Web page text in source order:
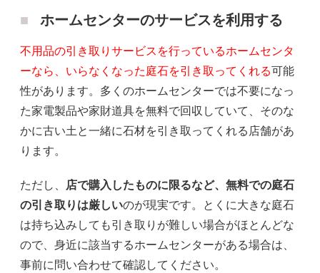
ホームセンターのサービスを利用する
不用品の引き取りサービスを行っているホームセンタ
ーなら、いらなくなった庭石を引き取ってくれる 可能
性があります。多くのホームセンターでは不要になっ
た家電製品や家財道具を無料で回収していて、そのな
かに古い土と一緒に石材を引き取ってくれる店舗があ
ります。
ただし、 店で購入したものに限るなど、無料での庭石
の引き取りは厳しいのが現実です。とくに大きな庭石
は持ち込みしても引き取りが難しい場合がほとんどな
ので、身近に該当するホームセンターがある場合は、
事前に問い合わせて確認してください。